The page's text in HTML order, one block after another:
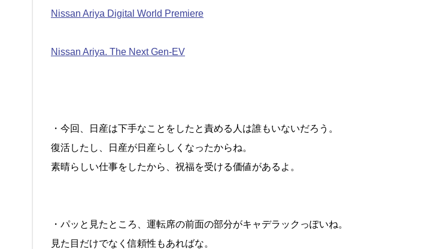
Nissan Ariya Digital World Premiere
Nissan Ariya. The Next Gen-EV
・今回、日産は下手なことをしたと責める人は誰もいないだろう。
復活したし、日産が日産らしくなったからね。
素晴らしい仕事をしたから、祝福を受ける価値があるよ。
・パッと見たところ、運転席の前面の部分がキャデラックっぽいね。
見た目だけでなく信頼性もあればな。